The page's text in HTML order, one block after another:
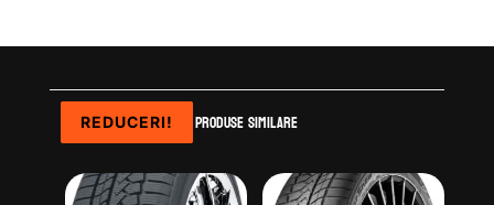
Produse similare
REDUCERI!
REDUCERI!
REDUCERI!
REDUCERI!